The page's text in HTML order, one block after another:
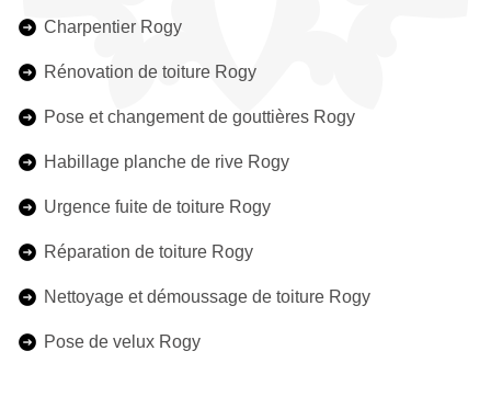
Charpentier Rogy
Rénovation de toiture Rogy
Pose et changement de gouttières Rogy
Habillage planche de rive Rogy
Urgence fuite de toiture Rogy
Réparation de toiture Rogy
Nettoyage et démoussage de toiture Rogy
Pose de velux Rogy